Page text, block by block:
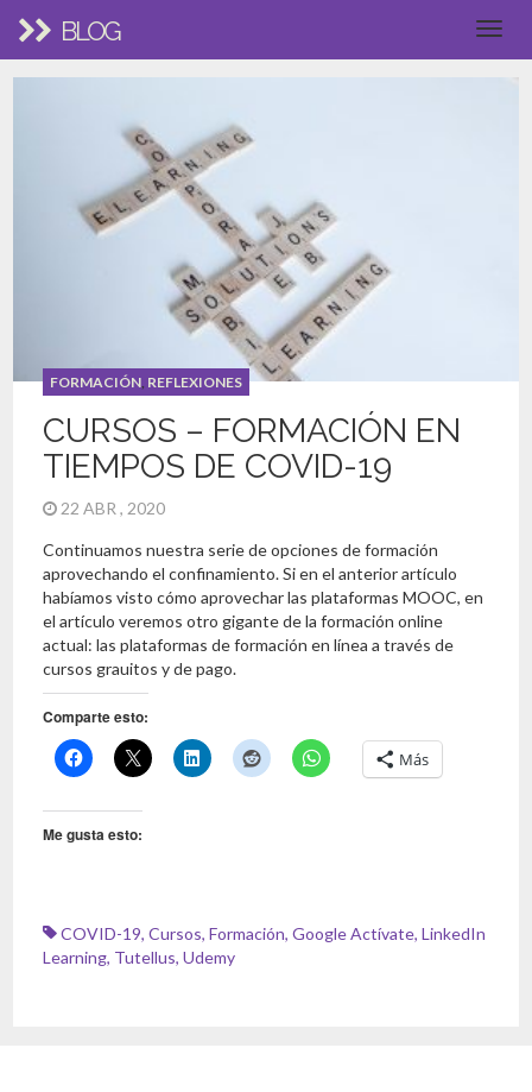
BLOG
FORMACIÓN REFLEXIONES
CURSOS – FORMACIÓN EN
TIEMPOS DE COVID-19
22 ABR , 2020
Continuamos nuestra serie de opciones de formación
aprovechando el confinamiento. Si en el anterior artículo
habíamos visto cómo aprovechar las plataformas MOOC, en
el artículo veremos otro gigante de la formación online
actual: las plataformas de formación en línea a través de
cursos grauitos y de pago.
Comparte esto:
Más
Me gusta esto:
COVID-19, Cursos, Formación, Google Actívate, LinkedIn
Learning, Tutellus, Udemy